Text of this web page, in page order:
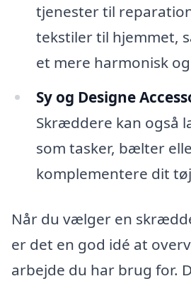
tjenester til
tekstiler til hjemmet,
et mere harmonisk
Sy og Designe
Skræddere kan også
som tasker, bælter
komplementere dit
Når du vælger en
er det en god idé at
arbejde du har brug for.